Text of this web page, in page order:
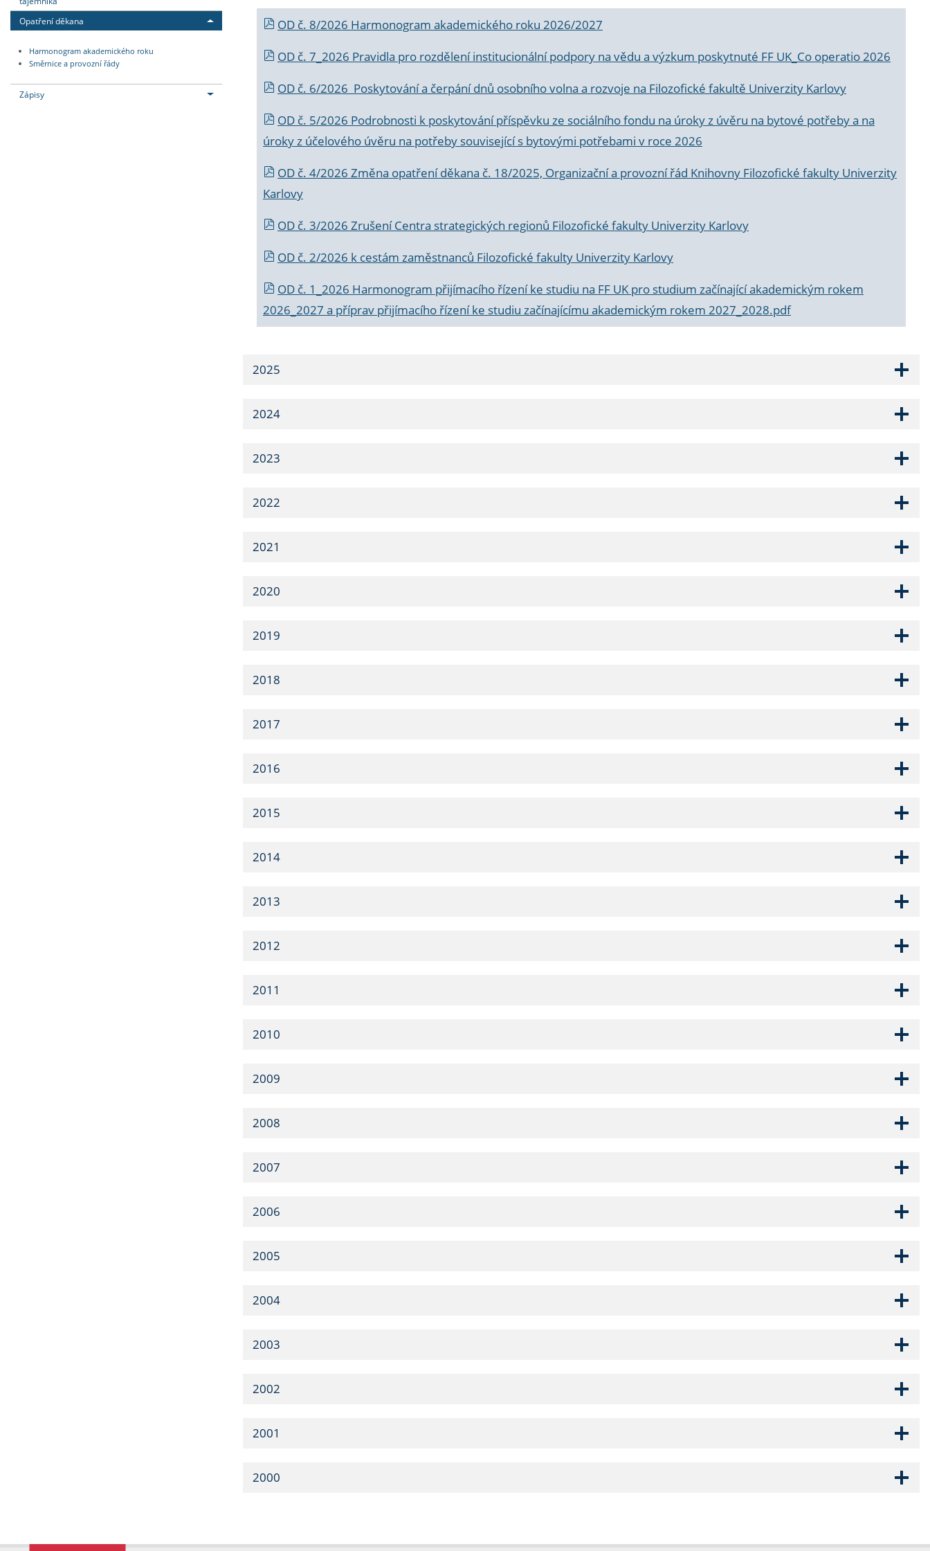
Opatření děkana
Harmonogram akademického roku
Směrnice a provozní řády
Zápisy
OD č. 8/2026 Harmonogram akademického roku 2026/2027
OD č. 7_2026 Pravidla pro rozdělení institucionální podpory na vědu a výzkum poskytnuté FF UK_Co operatio 2026
OD č. 6/2026 Poskytování a čerpání dnů osobního volna a rozvoje na Filozofické fakultě Univerzity Karlovy
OD č. 5/2026 Podrobnosti k poskytování příspěvku ze sociálního fondu na úroky z úvěru na bytové potřeby a na
úroky z účelového úvěru na potřeby související s bytovými potřebami v roce 2026
OD č. 4/2026 Změna opatření děkana č. 18/2025, Organizační a provozní řád Knihovny Filozofické fakulty Univerzity
Karlovy
OD č. 3/2026 Zrušení Centra strategických regionů Filozofické fakulty Univerzity Karlovy
OD č. 2/2026 k cestám zaměstnanců Filozofické fakulty Univerzity Karlovy
OD č. 1_2026 Harmonogram přijímacího řízení ke studiu na FF UK pro studium začínající akademickým rokem
2026_2027 a příprav přijímacího řízení ke studiu začínajícímu akademickým rokem 2027_2028.pdf
2025
2024
2023
2022
2021
2020
2019
2018
2017
2016
2015
2014
2013
2012
2011
2010
2009
2008
2007
2006
2005
2004
2003
2002
2001
2000